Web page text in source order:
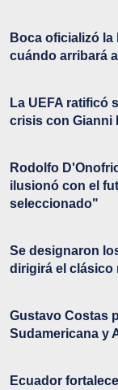
Boca oficializó la
cuándo arribará
La UEFA ratificó
crisis con Gianni
Rodolfo
ilusionó con el
seleccionado"
Se designaron
dirigirá el clásico
Gustavo Costas
Sudamericana y
Ecuador